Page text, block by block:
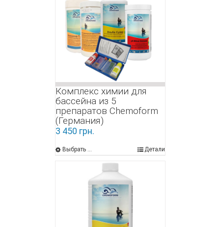
Комплекс химии для
бассейна из 5
препаратов Chemoform
(Германия)
3 450 грн.
Выбрать ... Детали